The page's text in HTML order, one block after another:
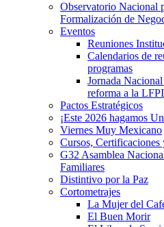
Observatorio Nacional
Formalización de
Eventos
Reuniones
Calendarios de
programas
Jornada
reforma a la
Pactos Estratégicos
¡Este 2026 hagamos
Viernes Muy Mexicano
Cursos, Certificaciones
G32 Asamblea
Familiares
Distintivo por la Paz
Cortometrajes
La Mujer del
El Buen Morir